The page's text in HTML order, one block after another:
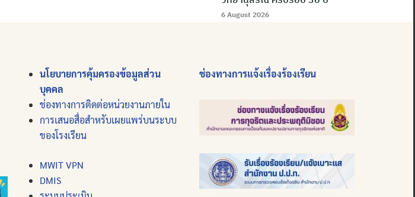
6 August 2026
นโยบายการคุ้มครองข้อมูลส่วน
บุคคล
ช่องทางการติดต่อหน่วยงานภายใน
การเสนอสื่อสำหรับเผยแพร่บนระบบ
ของโรงเรียน
MWIT VPN
DMIS
ช่องทางการแจ้งเรื่องร้องเรียน